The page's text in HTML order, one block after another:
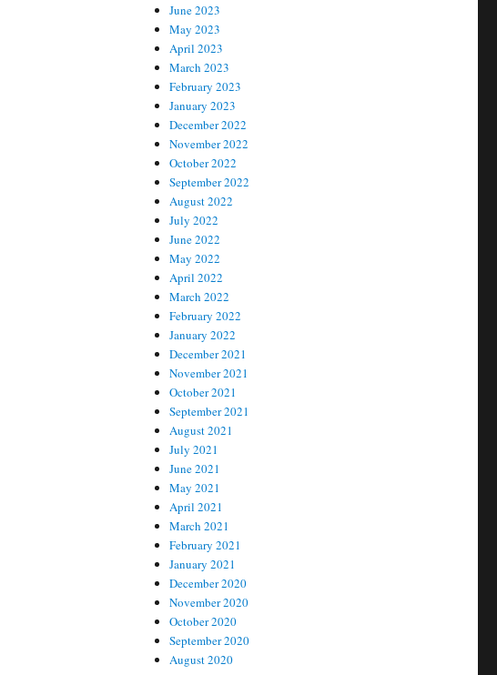
June 2023
May 2023
April 2023
March 2023
February 2023
January 2023
December 2022
November 2022
October 2022
September 2022
August 2022
July 2022
June 2022
May 2022
April 2022
March 2022
February 2022
January 2022
December 2021
November 2021
October 2021
September 2021
August 2021
July 2021
June 2021
May 2021
April 2021
March 2021
February 2021
January 2021
December 2020
November 2020
October 2020
September 2020
August 2020